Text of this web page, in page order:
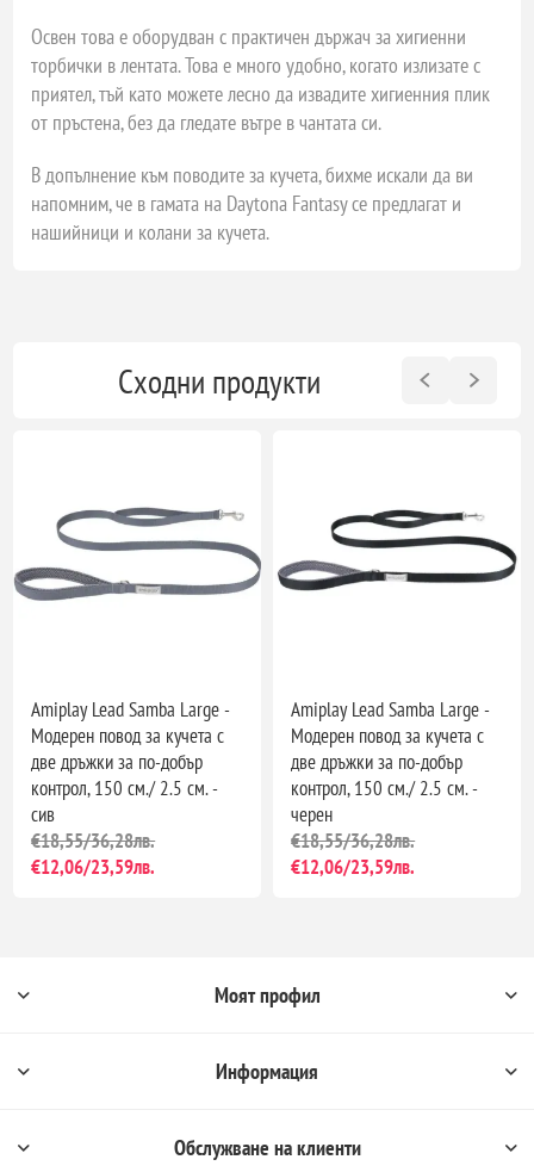
Освен това е оборудван с практичен държач за хигиенни
торбички в лентата. Това е много удобно, когато излизате с
приятел, тъй като можете лесно да извадите хигиенния плик
от пръстена, без да гледате вътре в чантата си.
В допълнение към поводите за кучета, бихме искали да ви
напомним, че в гамата на Daytona Fantasy се предлагат и
нашийници и колани за кучета.
Сходни продукти
Amiplay Lead Samba Large -
Модерен повод за кучета с
две дръжки за по-добър
контрол, 150 см./ 2.5 см. -
сив
€18,55/36,28лв.
€12,06/23,59лв.
Amiplay Lead Samba Large -
Модерен повод за кучета с
две дръжки за по-добър
контрол, 150 см./ 2.5 см. -
черен
€18,55/36,28лв.
€12,06/23,59лв.
Моят профил
Информация
Обслужване на клиенти